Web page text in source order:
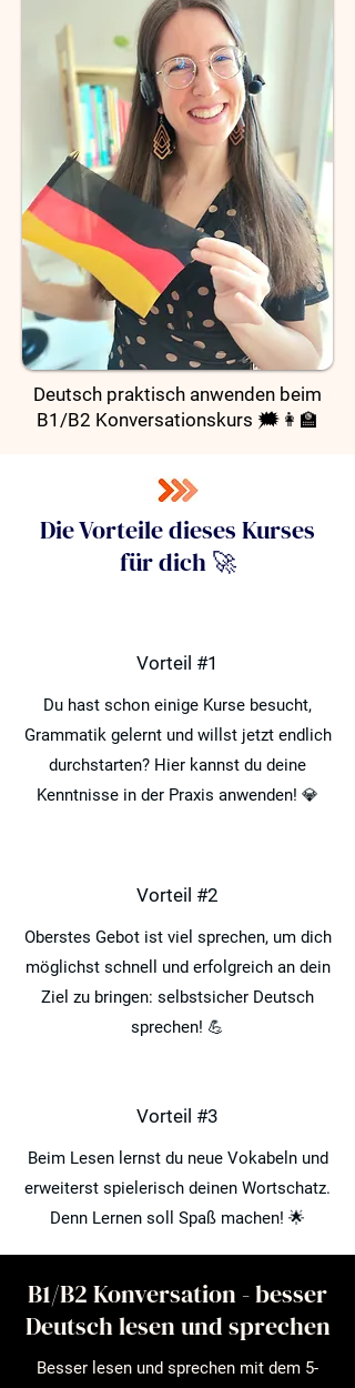
Deutsch praktisch anwenden beim
B1/B2 Konversationskurs 🗯👩‍🏫
Die Vorteile dieses Kurses
für dich 🚀
Vorteil #1
Du hast schon einige Kurse besucht,
Grammatik gelernt und willst jetzt endlich
durchstarten? Hier kannst du deine
Kenntnisse in der Praxis anwenden! 💎
Vorteil #2
Oberstes Gebot ist viel sprechen, um dich
möglichst schnell und erfolgreich an dein
Ziel zu bringen: selbstsicher Deutsch
sprechen! 💪
Vorteil #3
Beim Lesen lernst du neue Vokabeln und
erweiterst spielerisch deinen Wortschatz.
Denn Lernen soll Spaß machen! 🌟
B1/B2 Konversation - besser
Deutsch lesen und sprechen
Besser lesen und sprechen mit dem 5-